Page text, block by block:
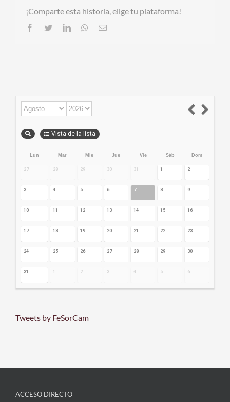
¡Comparte esta historia, elige tu plataforma!
Facebook
TwitterLinkedInWhatsapp
Email
Vista de la lista
Lun Mar Mie Jue Vie Sáb Dom
27 28 29 30 31 1 2
3 4 5 6 7 8 9
10 11 12 13 14 15 16
17 18 19 20 21 22 23
24 25 26 27 28 29 30
31 1 2 3 4 5 6
Tweets by FeSorCam
ACCESO DIRECTO